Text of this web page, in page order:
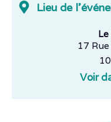
Lieu de
Le
17
Voir